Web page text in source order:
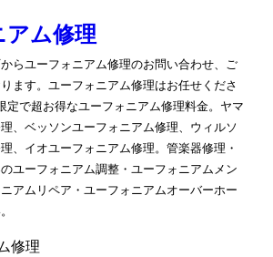
アム修理
らユーフォニアム修理のお問い合わせ、ご
ます。ユーフォニアム修理はお任せくださ
定で超お得なユーフォニアム修理料金。ヤマ
、ベッソンユーフォニアム修理、ウィルソ
、イオユーフォニアム修理。管楽器修理・
ユーフォニアム調整・ユーフォニアムメン
アムリペア・ユーフォニアムオーバーホー